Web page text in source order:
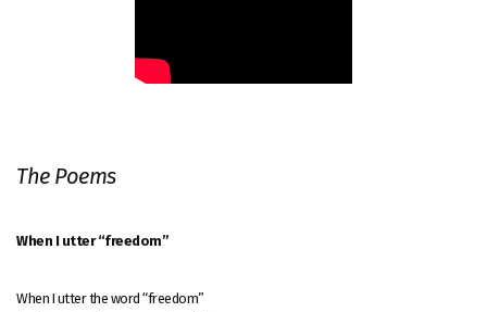
The Poems
When I utter “freedom”
When I utter the word “freedom”